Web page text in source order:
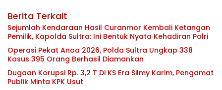
Berita Terkait
Sejumlah Kendaraan Hasil Curanmor Kembali Ketangan
Pemilik, Kapolda Sultra: Ini Bentuk Nyata Kehadiran Polri
Operasi Pekat Anoa 2026, Polda Sultra Ungkap 338
Kasus 395 Orang Berhasil Diamankan
Dugaan Korupsi Rp. 3,2 T Di KS Era Silmy Karim, Pengamat
Publik Minta KPK Usut